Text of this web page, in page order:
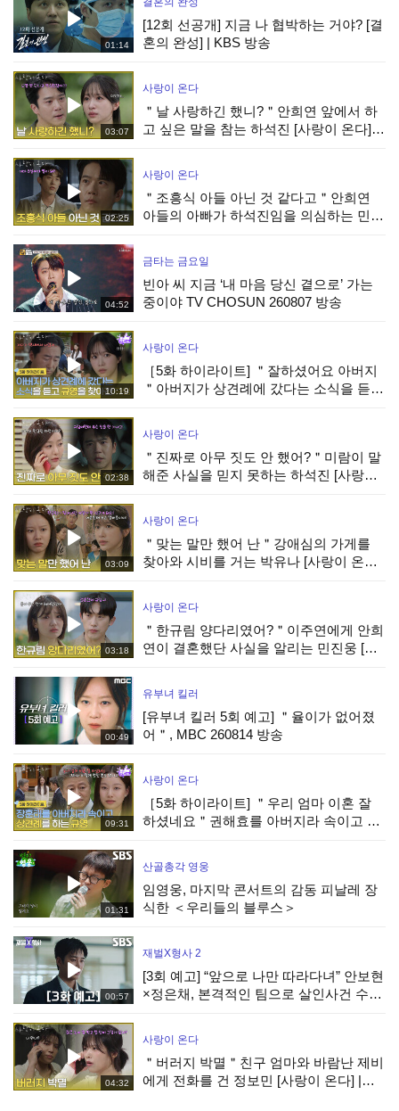
01:14
[12회 선공개] 지금 나 협박하는 거야? [결
혼의 완성] | KBS 방송
03:07
사랑이 온다
＂날 사랑하긴 했니?＂안희연 앞에서 하
고 싶은 말을 참는 하석진 [사랑이 온다] |
02:25
사랑이 온다
＂조흥식 아들 아닌 것 같다고＂안희연
아들의 아빠가 하석진임을 의심하는 민진
04:52
금타는 금요일
빈아 씨 지금 ‘내 마음 당신 곁으로’ 가는
중이야 TV CHOSUN 260807 방송
10:19
사랑이 온다
［5화 하이라이트] ＂잘하셨어요 아버지
＂아버지가 상견례에 갔다는 소식을 듣고
02:38
사랑이 온다
＂진짜로 아무 짓도 안 했어?＂미람이 말
해준 사실을 믿지 못하는 하석진 [사랑이
03:09
사랑이 온다
＂맞는 말만 했어 난＂강애심의 가게를
찾아와 시비를 거는 박유나 [사랑이 온다]
03:18
사랑이 온다
＂한규림 양다리였어?＂이주연에게 안희
연이 결혼했단 사실을 알리는 민진웅 [사
00:49
유부녀 킬러
[유부녀 킬러 5회 예고] ＂율이가 없어졌
어＂, MBC 260814 방송
09:31
사랑이 온다
［5화 하이라이트] ＂우리 엄마 이혼 잘
하셨네요＂권해효를 아버지라 속이고 상
01:31
산골총각 영웅
임영웅, 마지막 콘서트의 감동 피날레 장
식한 ＜우리들의 블루스＞
00:57
재벌X형사 2
[3회 예고] “앞으로 나만 따라다녀” 안보현
×정은채, 본격적인 팀으로 살인사건 수사
04:32
사랑이 온다
＂버러지 박멸＂친구 엄마와 바람난 제비
에게 전화를 건 정보민 [사랑이 온다] |